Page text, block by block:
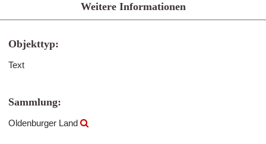
Weitere Informationen
Objekttyp:
Text
Sammlung:
Oldenburger Land